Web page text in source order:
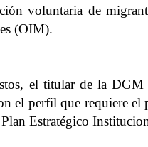
voluntaria de
(OIM).
el titular de la
el perfil que requiere
Plan Estratégico